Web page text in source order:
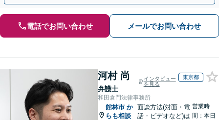
電話でお問い合わせ メールでお問い合わせ
河村 尚
弁護士
インタビュー
を見る
東京都
和田倉門法律事務所
館林市 か
らも相談
面談方法(対面・電
話・ビデオなど)は
営業時
間：本日